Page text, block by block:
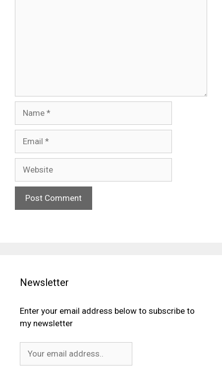
Newsletter
Enter your email address below to subscribe to
my newsletter